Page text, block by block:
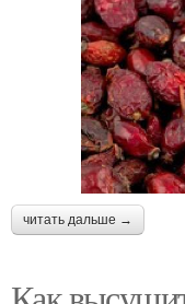
читать дальше →